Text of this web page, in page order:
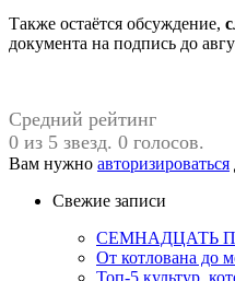
Также остаётся обсуждение,
документа на подпись до
Средний рейтинг
0 из 5 звезд. 0 голосов.
Вам нужно авторизироваться
Свежие записи
СЕМНАДЦАТЬ
От котлована до
Топ-5 культур,